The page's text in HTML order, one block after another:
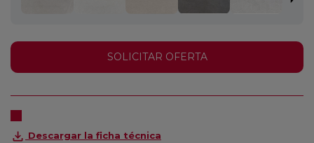
SOLICITAR OFERTA
Descargar la ficha técnica